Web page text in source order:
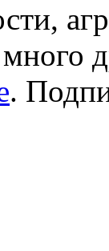
.